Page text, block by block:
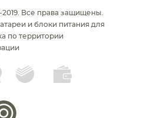
Все права защищены.
и блоки питания для
по территории